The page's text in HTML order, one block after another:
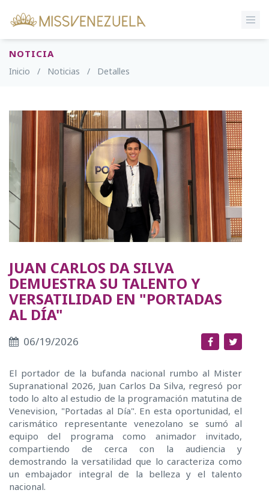
NOTICIA
Inicio / Noticias / Detalles
JUAN CARLOS DA SILVA
DEMUESTRA SU TALENTO Y
VERSATILIDAD EN "PORTADAS
AL DÍA"
06/19/2026
El portador de la bufanda nacional rumbo al Mister
Supranational 2026, Juan Carlos Da Silva, regresó por
todo lo alto al estudio de la programación matutina de
Venevision, "Portadas al Día". En esta oportunidad, el
carismático representante venezolano se sumó al
equipo del programa como animador invitado,
compartiendo de cerca con la audiencia y
demostrando la versatilidad que lo caracteriza como
un embajador integral de la belleza y el talento
nacional.